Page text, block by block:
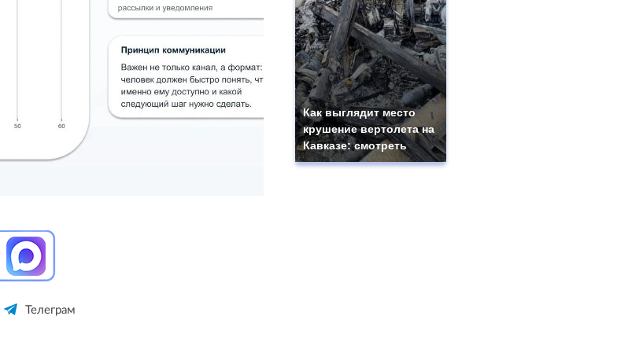
Телеграм
Как выглядит место
крушение вертолета на
Кавказе: смотреть